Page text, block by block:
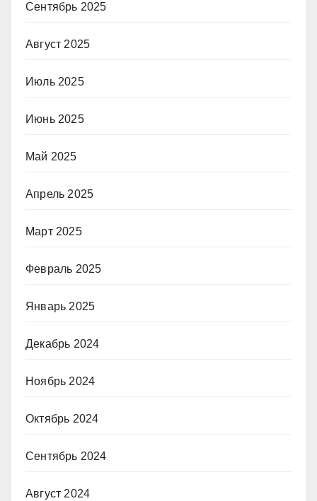
Сентябрь 2025
Август 2025
Июль 2025
Июнь 2025
Май 2025
Апрель 2025
Март 2025
Февраль 2025
Январь 2025
Декабрь 2024
Ноябрь 2024
Октябрь 2024
Сентябрь 2024
Август 2024